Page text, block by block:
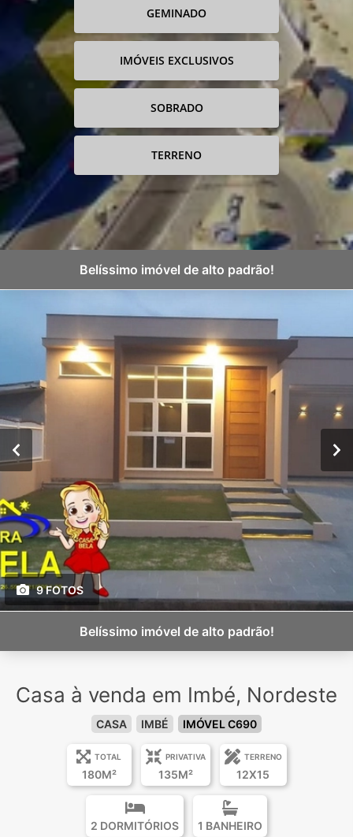
GEMINADO
IMÓVEIS EXCLUSIVOS
SOBRADO
TERRENO
Belíssimo imóvel de alto padrão!
9 FOTOS
Belíssimo imóvel de alto padrão!
Casa à venda em Imbé, Nordeste
CASA IMBÉ IMÓVEL C690
TOTAL
180M²
PRIVATIVA
135M²
TERRENO
12X15
2 DORMITÓRIOS 1 BANHEIRO